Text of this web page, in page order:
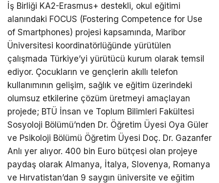
İş Birliği KA2-Erasmus+ destekli, okul eğitimi
alanındaki FOCUS (Fostering Competence for Use
of Smartphones) projesi kapsamında, Maribor
Üniversitesi koordinatörlüğünde yürütülen
çalışmada Türkiye’yi yürütücü kurum olarak temsil
ediyor. Çocukların ve gençlerin akıllı telefon
kullanımının gelişim, sağlık ve eğitim üzerindeki
olumsuz etkilerine çözüm üretmeyi amaçlayan
projede; BTÜ İnsan ve Toplum Bilimleri Fakültesi
Sosyoloji Bölümü’nden Dr. Öğretim Üyesi Oya Güler
ve Psikoloji Bölümü Öğretim Üyesi Doç. Dr. Gazanfer
Anlı yer alıyor. 400 bin Euro bütçesi olan projeye
paydaş olarak Almanya, İtalya, Slovenya, Romanya
ve Hırvatistan’dan 9 saygın üniversite ve eğitim